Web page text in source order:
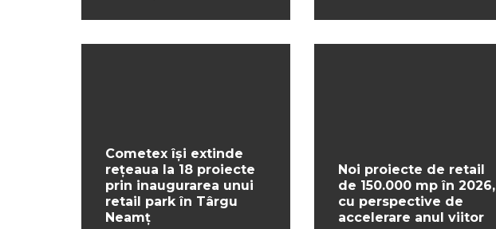
Cometex își extinde
rețeaua la 18 proiecte
prin inaugurarea unui
retail park în Târgu
Neamț
Noi proiecte de retail
de 150.000 mp în 2026,
cu perspective de
accelerare anul viitor